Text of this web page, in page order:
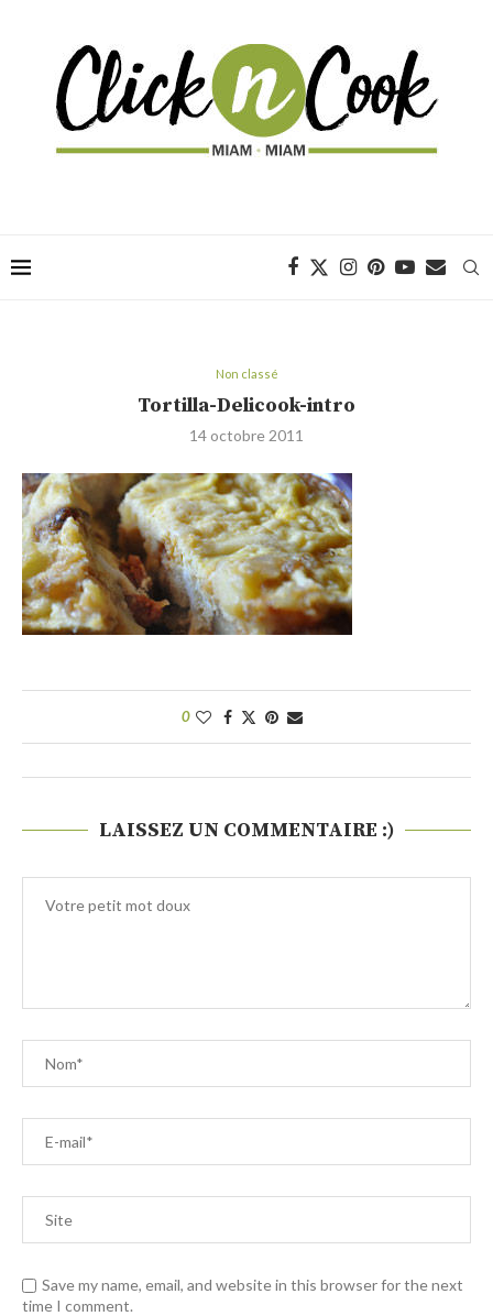
Non classé
Tortilla-Delicook-intro
14 octobre 2011
0
LAISSEZ UN COMMENTAIRE :)
Save my name, email, and website in this browser for the next
time I comment.